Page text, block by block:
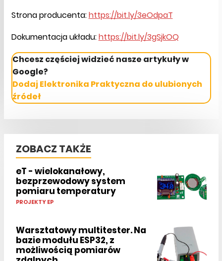
Strona producenta:https://bit.ly/3eOdpaT
Dokumentacja układu:https://bit.ly/3gSjkOQ
Chcesz częściej widzieć nasze artykuły w
Google?
Dodaj Elektronika Praktyczna do ulubionych
źródeł
ZOBACZ TAKŻE
eT - wielokanałowy,
bezprzewodowy system
pomiaru temperatury
PROJEKTY EP
Warsztatowy multitester. Na
bazie modułu ESP32, z
możliwością pomiarów